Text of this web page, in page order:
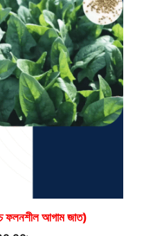
ফলনশীল আগাম জাত)